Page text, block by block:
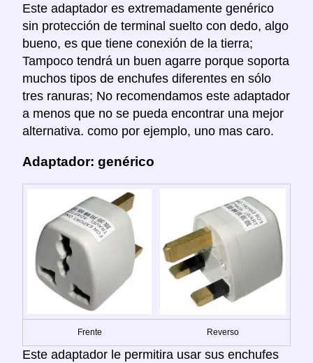
Este adaptador es extremadamente genérico
sin protección de terminal suelto con dedo, algo
bueno, es que tiene conexión de la tierra;
Tampoco tendrá un buen agarre porque soporta
muchos tipos de enchufes diferentes en sólo
tres ranuras; No recomendamos este adaptador
a menos que no se pueda encontrar una mejor
alternativa. como por ejemplo, uno mas caro.
Adaptador: genérico
Frente Reverso
Este adaptador le permitira usar sus enchufes